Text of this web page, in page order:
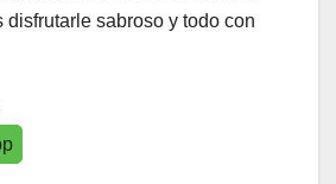
disfrutarle sabroso y todo con